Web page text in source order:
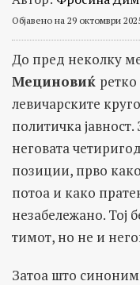
Објавено на 29 октомври
До пред неколку
Мециновиќ
левичарските
политичка
неговата
позиции, прво
потоа и како
незабележано. Тој
тимот, но не и
Затоа што